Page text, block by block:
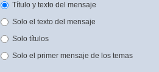
Título y texto del mensaje
Solo el texto del mensaje
Solo títulos
Solo el primer mensaje de los temas